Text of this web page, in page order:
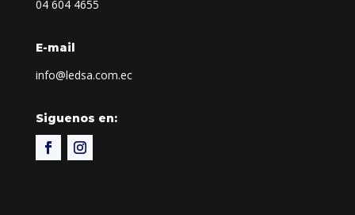
04 604 4655
E-mail
info@ledsa.com.ec
Siguenos en: